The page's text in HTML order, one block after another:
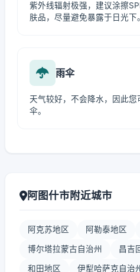
紫外线辐射极强，建议涂擦
肤品，尽量避免暴露于日光下。
雨伞
天气较好，不会降水，因此
伞。
阿图什市附近城市
阿克苏地区 阿勒泰地区
博尔塔拉蒙古自治州 昌吉
和田地区 伊犁哈萨克自治